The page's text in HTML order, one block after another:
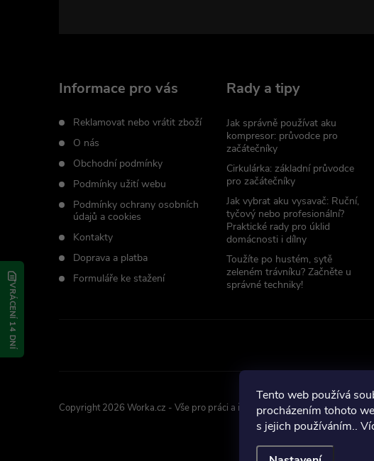
Tento web používá
procházením tohoto
s jejich používáním..
Informace pro vás
Reklamovat nebo vrátit zboží
O nás
Obchodní podmínky
Podmínky užití webu
Podmínky ochrany osobních
údajů a cookies
Kontakty
Doprava a platba
Formuláře ke stažení
Rady a tipy
Jak správně používat aku
kompresor: průvodce pro
začátečníky
Cirkulárka: základní průvodce
pro začátečníky
Jak vybrat aku vysavač: Ruční,
tyčový nebo profesionální?
Praktické rady pro úklid
domácnosti i dílny
Toužíte po hustém, sytě
zeleném trávníku? Začněte u
správné techniky!
Copyright 2026 Worka.cz - Vše pro práci a řemeslo. Všechna práva
VRÁCENÍ 14 DNÍ